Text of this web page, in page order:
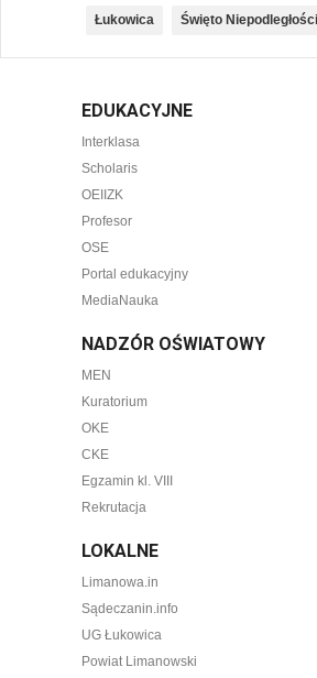
Łukowica Święto Niepodległości
EDUKACYJNE
Interklasa
Scholaris
OEIIZK
Profesor
OSE
Portal edukacyjny
MediaNauka
NADZÓR OŚWIATOWY
MEN
Kuratorium
OKE
CKE
Egzamin kl. VIII
Rekrutacja
LOKALNE
Limanowa.in
Sądeczanin.info
UG Łukowica
Powiat Limanowski